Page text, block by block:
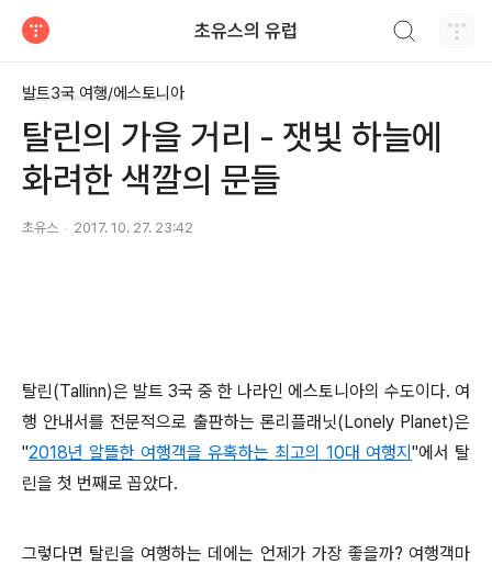
초유스의 유럽
발트3국 여행/에스토니아
탈린의 가을 거리 - 잿빛 하늘에
화려한 색깔의 문들
초유스 2017. 10. 27. 23:42
탈린(Tallinn)은 발트 3국 중 한 나라인 에스토니아의 수도이다. 여
행 안내서를 전문적으로 출판하는 론리플래닛(Lonely Planet)은
"2018년 알뜰한 여행객을 유혹하는 최고의 10대 여행지"에서 탈
린을 첫 번째로 꼽았다.
그렇다면 탈린을 여행하는 데에는 언제가 가장 좋을까? 여행객마